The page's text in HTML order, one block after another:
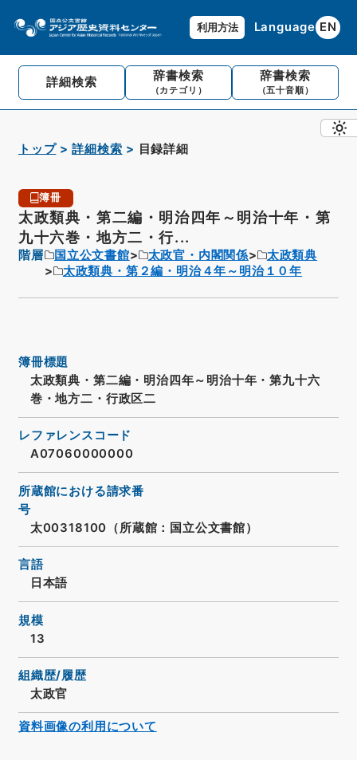
利用方法 Language EN
詳細検索 辞書検索
（カテゴリ）
辞書検索
（五十音順）
トップ 詳細検索 目録詳細
簿冊
太政類典・第二編・明治四年～明治十年・第
九十六巻・地方二・行...
階層 国立公文書館 太政官・内閣関係
太政類典
太政類典・第２編・明治４年～明治１０年
簿冊標題
太政類典・第二編・明治四年～明治十年・第九十六
巻・地方二・行政区二
レファレンスコード
A07060000000
所蔵館における請求番
号
太00318100（所蔵館：国立公文書館）
言語
日本語
規模
13
組織歴/履歴
太政官
資料画像の利用について